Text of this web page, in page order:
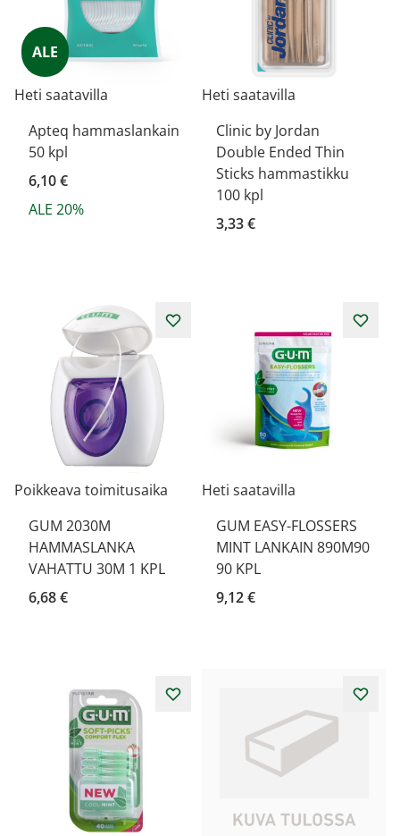
ALE
Heti saatavilla
Apteq hammaslankain
50 kpl
6,10 €
ALE 20%
Heti saatavilla
Clinic by Jordan
Double Ended Thin
Sticks hammastikku
100 kpl
3,33 €
Poikkeava toimitusaika
GUM 2030M
HAMMASLANKA
VAHATTU 30M 1 KPL
6,68 €
Heti saatavilla
GUM EASY-FLOSSERS
MINT LANKAIN 890M90
90 KPL
9,12 €